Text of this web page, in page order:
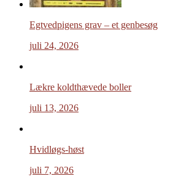
Egtvedpigens grav – et genbesøg
juli 24, 2026
Lækre koldthævede boller
juli 13, 2026
Hvidløgs-høst
juli 7, 2026